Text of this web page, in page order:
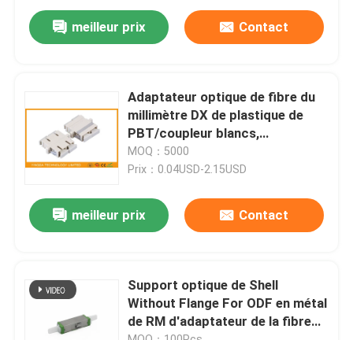
Visite d'usine
Contactez-nous
Cas
Blog
Demandez une citation
meilleur prix Contact
Adaptateur optique de fibre du
millimètre DX de plastique de
PBT/coupleur blancs,
adaptateur duplex de Sc
MOQ：5000
Prix：0.04USD-2.15USD
meilleur prix Contact
Support optique de Shell
Without Flange For ODF en métal
de RM d'adaptateur de la fibre